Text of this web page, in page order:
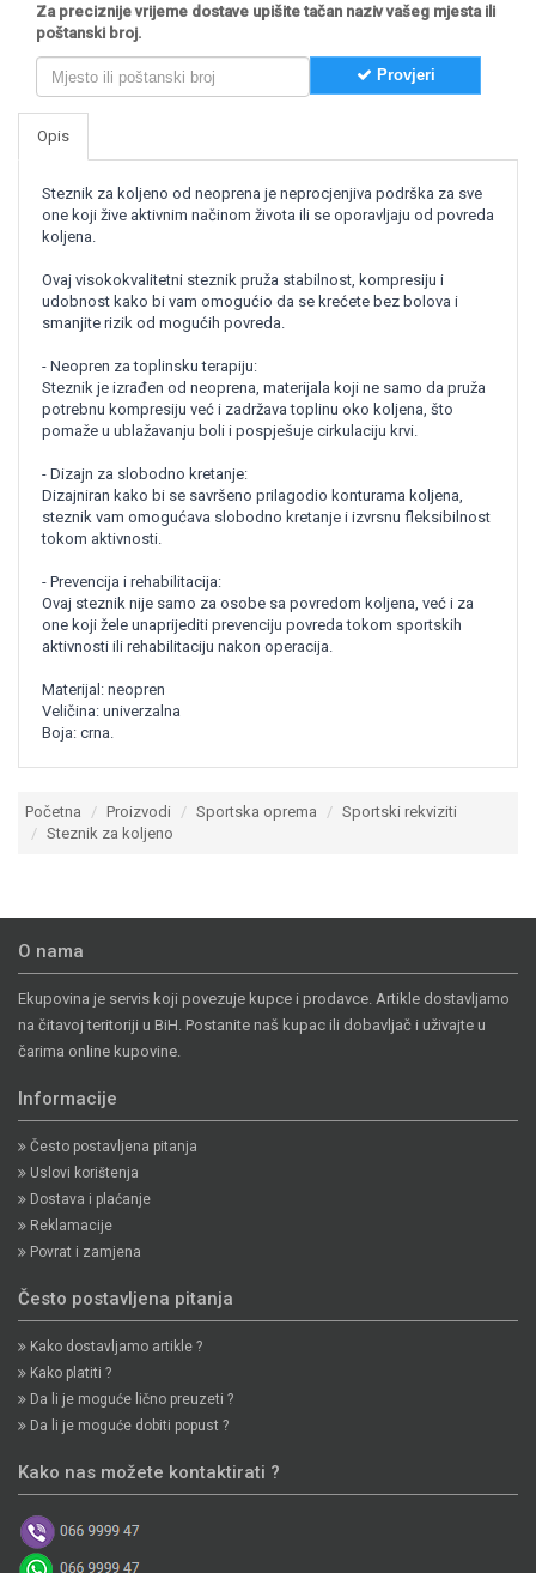
Za preciznije vrijeme dostave upišite tačan naziv vašeg mjesta ili
poštanski broj.
Provjeri
Opis
Steznik za koljeno od neoprena je neprocjenjiva podrška za sve
one koji žive aktivnim načinom života ili se oporavljaju od povreda
koljena.
Ovaj visokokvalitetni steznik pruža stabilnost, kompresiju i
udobnost kako bi vam omogućio da se krećete bez bolova i
smanjite rizik od mogućih povreda.
- Neopren za toplinsku terapiju:
Steznik je izrađen od neoprena, materijala koji ne samo da pruža
potrebnu kompresiju već i zadržava toplinu oko koljena, što
pomaže u ublažavanju boli i pospješuje cirkulaciju krvi.
- Dizajn za slobodno kretanje:
Dizajniran kako bi se savršeno prilagodio konturama koljena,
steznik vam omogućava slobodno kretanje i izvrsnu fleksibilnost
tokom aktivnosti.
- Prevencija i rehabilitacija:
Ovaj steznik nije samo za osobe sa povredom koljena, već i za
one koji žele unaprijediti prevenciju povreda tokom sportskih
aktivnosti ili rehabilitaciju nakon operacija.
Materijal: neopren
Veličina: univerzalna
Boja: crna.
Početna Proizvodi Sportska oprema
Sportski rekviziti
Steznik za koljeno
O nama
Ekupovina je servis koji povezuje kupce i prodavce. Artikle dostavljamo
na čitavoj teritoriji u BiH. Postanite naš kupac ili dobavljač i uživajte u
čarima online kupovine.
Informacije
Često postavljena pitanja
Uslovi korištenja
Dostava i plaćanje
Reklamacije
Povrat i zamjena
Često postavljena pitanja
Kako dostavljamo artikle ?
Kako platiti ?
Da li je moguće lično preuzeti ?
Da li je moguće dobiti popust ?
Kako nas možete kontaktirati ?